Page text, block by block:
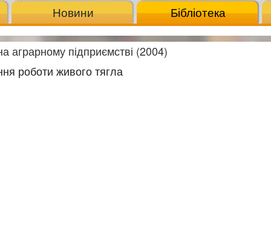
Новини Бібліотека
аграрному підприємстві (2004)
роботи живого тягла